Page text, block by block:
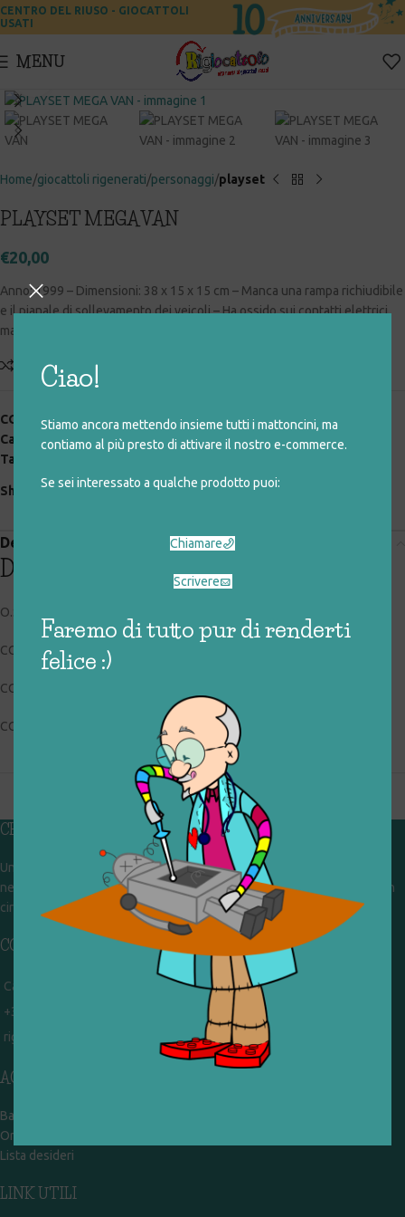
Ciao!
Stiamo ancora mettendo insieme tutti i mattoncini, ma
contiamo al più presto di attivare il nostro e-commerce.
Se sei interessato a qualche prodotto puoi:
Chiamare
Scrivere
Faremo di tutto pur di renderti
felice :)
CENTRO DEL RIUSO - GIOCATTOLI
USATI
MENU
Home giocattoli rigenerati personaggi playset
PLAYSET MEGA VAN
€20,00
Anno: 1999 – Dimensioni: 38 x 15 x 15 cm – Manca una rampa richiudibile
e il pianale di sollevamento dei veicoli – Ha ossido sui contatti elettrici
ma funziona
Add to compare
COD:
035_0_041
Categorie: giocattoli rigenerati , personaggi, playset
Tag:
Share:
Descrizione
Descrizione
O.S.F.T.
CODICE RIGIOCATTOLO: 035_0_041
CONDIZIONI: buone, usato
COLLOCAZIONE: BOX1
CHI SIAMO
Un gruppo di volontari che sognano di diventare un centro del riuso e
nel frattempo ricevono in dono giocattoli, li riparano e li reimmettono in
circolazione. Operiamo per un'economia civile, circolare e sostenibile.
CONTATTI
Campobasso - via Garibaldi 51
+39 328 767 9587
rigiocattolocb@gmail.com
ACCOUNT
Bacheca
Ordini
Lista desideri
LINK UTILI